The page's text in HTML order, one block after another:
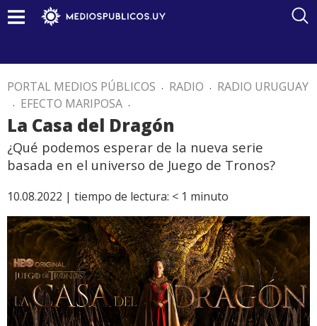
PORTAL MEDIOS PÚBLICOS . RADIO . RADIO URUGUAY
. EFECTO MARIPOSA .
La Casa del Dragón
¿Qué podemos esperar de la nueva serie
basada en el universo de Juego de Tronos?
10.08.2022 | tiempo de lectura: < 1 minuto